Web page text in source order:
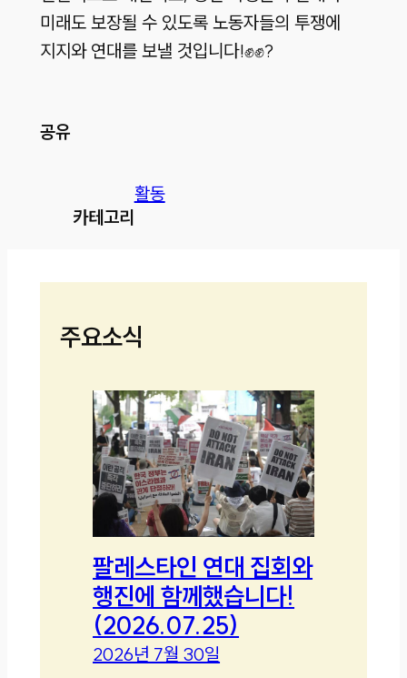
미래도 보장될 수 있도록 노동자들의 투쟁에
지지와 연대를 보낼 것입니다!✊️✊️?
공유
카테고리
활동
주요소식
팔레스타인 연대 집회와
행진에 함께했습니다!
(2026.07.25)
2026년 7월 30일